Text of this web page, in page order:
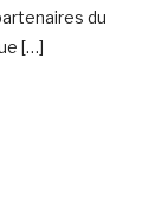
du
[…]